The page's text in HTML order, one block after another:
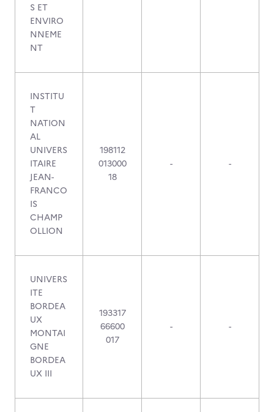
S ET
ENVIRO
NNEME
NT
INSTITU
T
NATION
AL
UNIVERS
ITAIRE
JEAN-
FRANCO
IS
CHAMP
OLLION
198112
013000
18
- -
UNIVERS
ITE
BORDEA
UX
MONTAI
GNE
BORDEA
UX III
193317
66600
017
- -